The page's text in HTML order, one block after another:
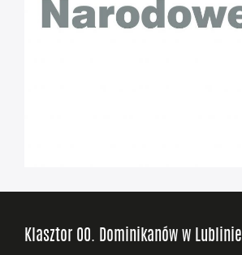
Klasztor OO. Dominikanów w Lublinie